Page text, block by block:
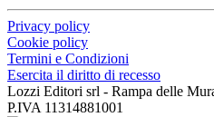
Privacy policy
Cookie policy
Termini e Condizioni
Esercita il diritto di recesso
Lozzi Editori srl - Rampa delle
P.IVA 11314881001